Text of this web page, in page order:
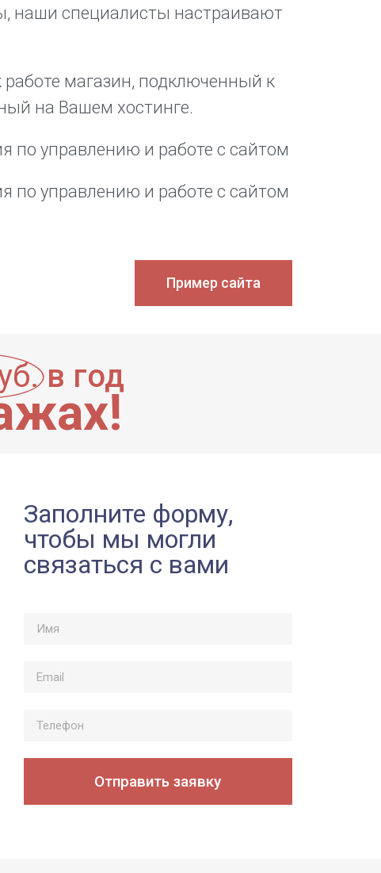
наши специалисты настраивают
магазин, подключенный к
на Вашем хостинге.
по управлению и работе с сайтом
по управлению и работе с сайтом
Пример сайта
в год
Заполните форму,
чтобы мы могли
связаться с вами
Отправить заявку